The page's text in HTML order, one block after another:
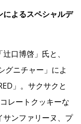
によるスペシャルデ
口博啓」氏と、
グニチャー」によ
」。サクサクと
レートクッキーな
サンファリーヌ、プ